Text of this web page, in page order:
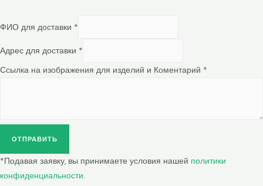
ФИО для доставки *
Адрес для доставки *
Ссылка на изображения для изделий и Коментарий *
ОТПРАВИТЬ
*Подавая заявку, вы принимаете условия нашей политики
конфиденциальности.